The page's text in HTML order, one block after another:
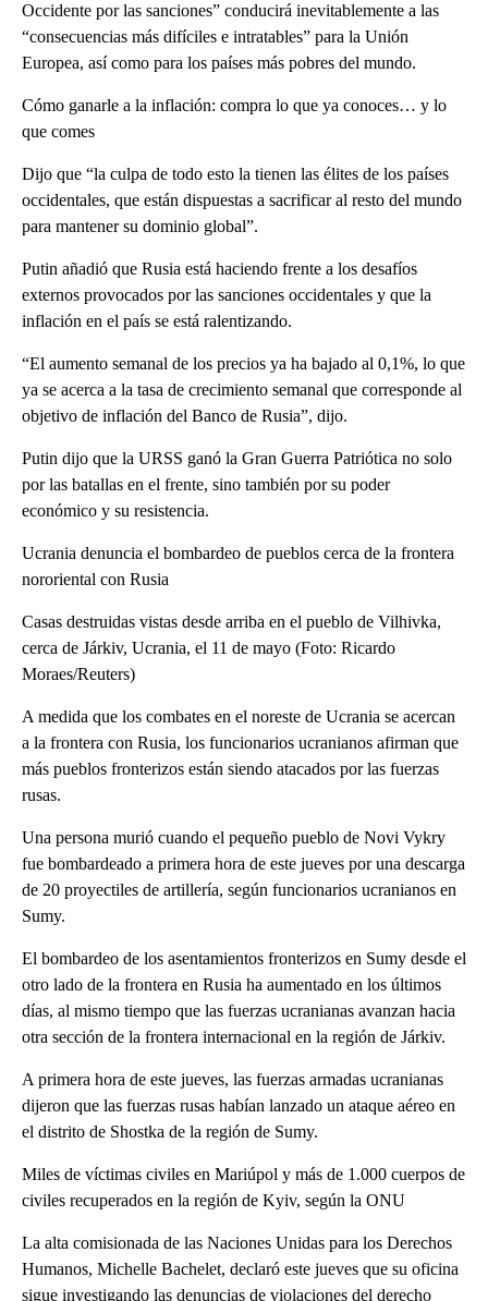
Occidente por las sanciones” conducirá inevitablemente a las
“consecuencias más difíciles e intratables” para la Unión
Europea, así como para los países más pobres del mundo.
Cómo ganarle a la inflación: compra lo que ya conoces… y lo
que comes
Dijo que “la culpa de todo esto la tienen las élites de los países
occidentales, que están dispuestas a sacrificar al resto del mundo
para mantener su dominio global”.
Putin añadió que Rusia está haciendo frente a los desafíos
externos provocados por las sanciones occidentales y que la
inflación en el país se está ralentizando.
“El aumento semanal de los precios ya ha bajado al 0,1%, lo que
ya se acerca a la tasa de crecimiento semanal que corresponde al
objetivo de inflación del Banco de Rusia”, dijo.
Putin dijo que la URSS ganó la Gran Guerra Patriótica no solo
por las batallas en el frente, sino también por su poder
económico y su resistencia.
Ucrania denuncia el bombardeo de pueblos cerca de la frontera
nororiental con Rusia
Casas destruidas vistas desde arriba en el pueblo de Vilhivka,
cerca de Járkiv, Ucrania, el 11 de mayo (Foto: Ricardo
Moraes/Reuters)
A medida que los combates en el noreste de Ucrania se acercan
a la frontera con Rusia, los funcionarios ucranianos afirman que
más pueblos fronterizos están siendo atacados por las fuerzas
rusas.
Una persona murió cuando el pequeño pueblo de Novi Vykry
fue bombardeado a primera hora de este jueves por una descarga
de 20 proyectiles de artillería, según funcionarios ucranianos en
Sumy.
El bombardeo de los asentamientos fronterizos en Sumy desde el
otro lado de la frontera en Rusia ha aumentado en los últimos
días, al mismo tiempo que las fuerzas ucranianas avanzan hacia
otra sección de la frontera internacional en la región de Járkiv.
A primera hora de este jueves, las fuerzas armadas ucranianas
dijeron que las fuerzas rusas habían lanzado un ataque aéreo en
el distrito de Shostka de la región de Sumy.
Miles de víctimas civiles en Mariúpol y más de 1.000 cuerpos de
civiles recuperados en la región de Kyiv, según la ONU
La alta comisionada de las Naciones Unidas para los Derechos
Humanos, Michelle Bachelet, declaró este jueves que su oficina
sigue investigando las denuncias de violaciones del derecho